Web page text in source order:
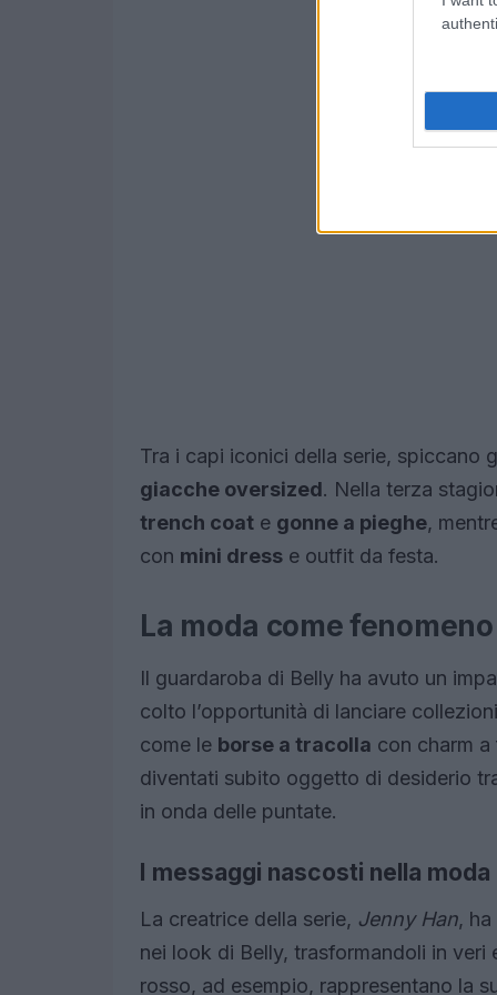
Tra i capi iconici della serie, spiccano
giacche oversized. Nella terza
trench coat e gonne a pieghe,
con mini dress e outfit da festa.
La moda come
Il guardaroba di Belly ha avuto un
colto l’opportunità di lanciare
come le borse a tracolla con charm
diventati subito oggetto di desiderio
in onda delle puntate.
I messaggi nascosti nella moda
La creatrice della serie, Jenny Han,
nei look di Belly, trasformandoli in
rosso, ad esempio, rappresentano la